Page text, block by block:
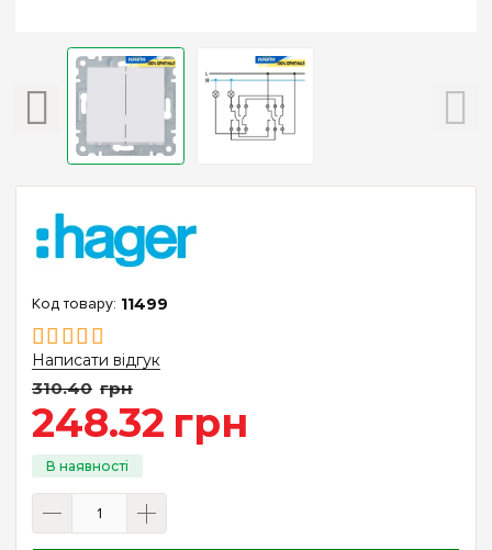
11499
Написати відгук
310.40 грн
248.32 грн